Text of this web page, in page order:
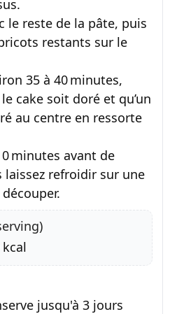
le reste de la pâte, puis
restants sur le
35 à 40 minutes,
le cake soit doré et qu’un
au centre en ressorte
minutes avant de
laissez refroidir sur une
jusqu'à 3 jours